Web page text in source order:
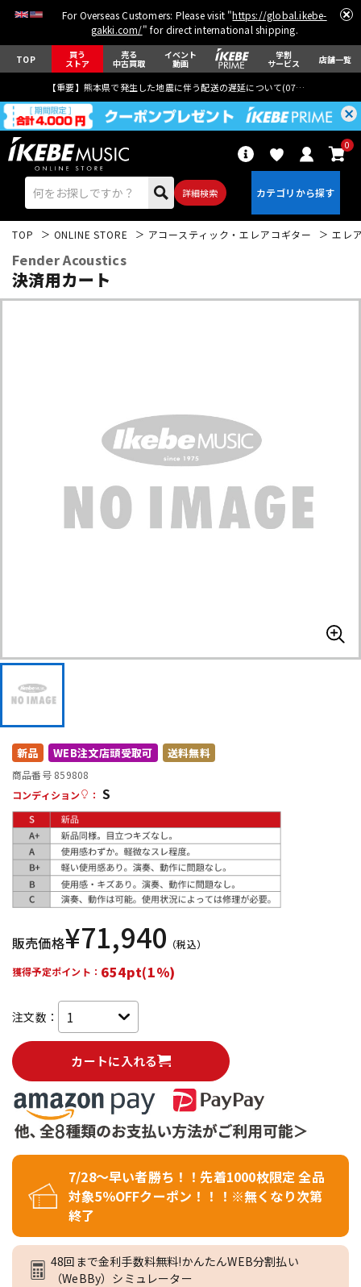
For Overseas Customers: Please visit "https://global.ikebe-
gakki.com/" for direct international shipping.
TOP 買う
ストア
売る
中古買取
イベント
動画
学割
サービス 店舗一覧
【重要】熊本県で発生した地震に伴う配送の遅延について(07月29日
詳細検索
0
パーカッション
キーボード 電子ピアノ
配信/ライブ機器
中古
TOP ONLINE STORE アコースティック・エレアコギター エレ
Fender Acoustics
決済用カート
新品 WEB注文店頭受取可 送料無料
商品番号 859808
コンディション
： S
販売価格¥71,940 （税込）
獲得予定ポイント： 654pt(1%)
注文数：
カートに入れる
7/28～早い者勝ち！！先着1000枚限定 全品
対象5％OFFクーポン！！！※無くなり次第
終了
48回まで金利手数料無料!かんたんWEB分割払い
（WeBBy）シミュレーター